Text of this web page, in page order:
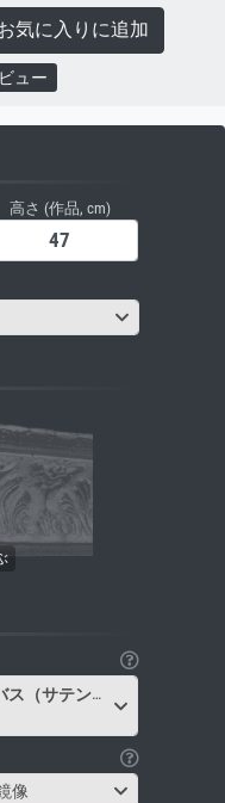
に入りに追加
ュー
高さ (作品, cm)
（サテン）
像